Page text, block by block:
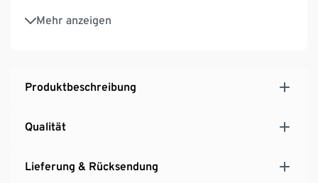
Mehr anzeigen
Stativ zur beliebigen Positionierung des Pinspots
Produktbeschreibung
Qualität
Lieferung & Rücksendung